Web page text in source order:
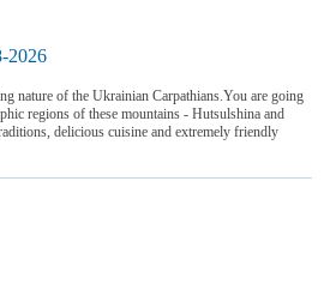
2026
nature of the Ukrainian Carpathians.You are going
regions of these mountains - Hutsulshina and
delicious cuisine and extremely friendly